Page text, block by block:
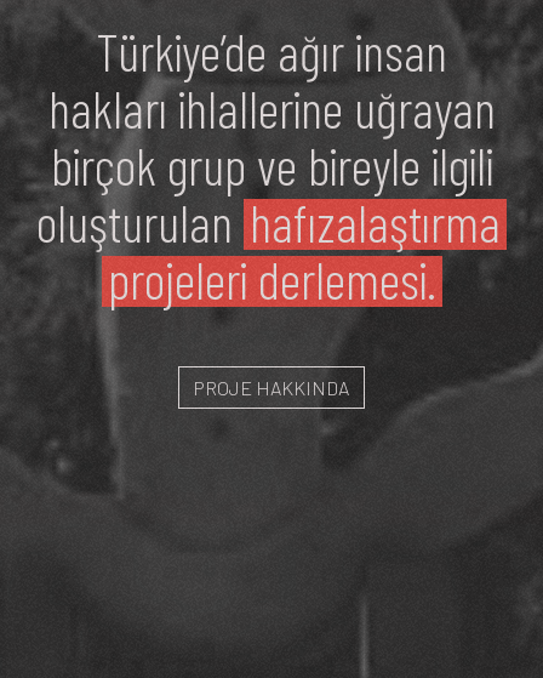
Türkiye’de ağırinsan
hakları ihlallerine uğrayan
birçok grup ve bireyle ilgili
oluşturulan hafızalaştırma
projeleri derlemesi.
PROJE HAKKINDA